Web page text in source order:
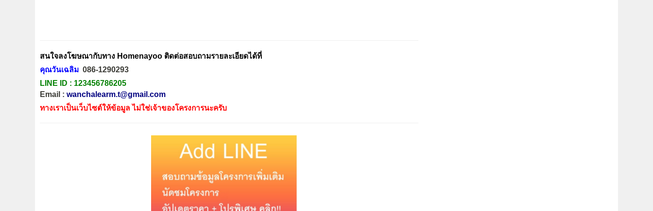
สนใจลงโฆษณากับทาง Homenayoo ติดต่อสอบถามรายละเอียดได้ที่
คุณวันเฉลิม 086-1290293
LINE ID : 123456786205
Email : wanchalearm.t@gmail.com
ทางเราเป็นเว็บไซต์ให้ข้อมูล ไม่ใช่เจ้าของโครงการนะครับ